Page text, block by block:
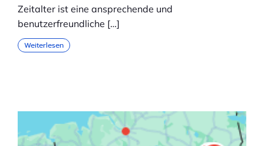
Zeitalter ist eine ansprechende und
benutzerfreundliche […]
Weiterlesen